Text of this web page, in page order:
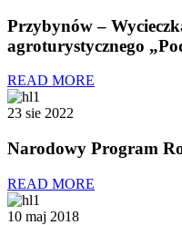
Przybynów –
agroturystycznego
READ MORE
23 sie 2022
Narodowy Program
READ MORE
10 maj 2018